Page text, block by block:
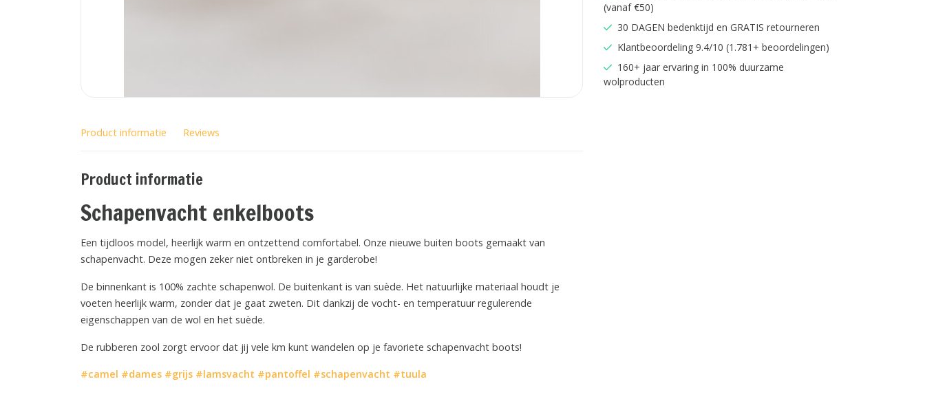
(vanaf €50)
30 DAGEN bedenktijd en GRATIS retourneren
Klantbeoordeling 9.4/10 (1.781+ beoordelingen)
160+ jaar ervaring in 100% duurzame
wolproducten
Product informatie Reviews
Product informatie
Schapenvacht enkelboots
Een tijdloos model, heerlijk warm en ontzettend comfortabel. Onze nieuwe buiten boots gemaakt van
schapenvacht. Deze mogen zeker niet ontbreken in je garderobe!
De binnenkant is 100% zachte schapenwol. De buitenkant is van suède. Het natuurlijke materiaal houdt je
voeten heerlijk warm, zonder dat je gaat zweten. Dit dankzij de vocht- en temperatuur regulerende
eigenschappen van de wol en het suède.
De rubberen zool zorgt ervoor dat jij vele km kunt wandelen op je favoriete schapenvacht boots!
#camel #dames #grijs #lamsvacht #pantoffel #schapenvacht #tuula